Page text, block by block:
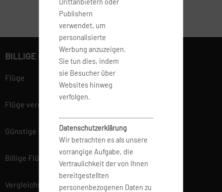
Drittanbietern oder
Publishern
verwendet, um
personalisierte
Werbung anzuzeigen.
Sie tun dies, indem
sie Besucher über
Websites hinweg
verfolgen.
Datenschutzerklärung
Wir betrachten es als unsere
vorrangige Aufgabe, die
Vertraulichkeit der von Ihnen
bereitgestellten
personenbezogenen Daten zu
BILLIGE FLÜGE BUCHEN
Flüge
Flüge vergleichen
Günstige Flüge
Billige Flüge
Vergleichsportal